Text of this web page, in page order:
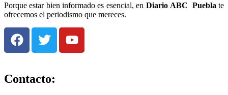
Porque estar bien informado es esencial, en Diario ABC Puebla te
ofrecemos el periodismo que mereces.
Contacto: